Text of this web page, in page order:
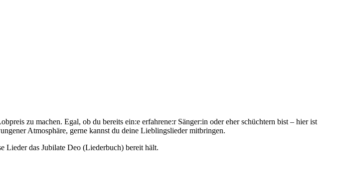
zu machen. Egal, ob du bereits ein:e erfahrene:r Sänger:in oder eher schüchtern bist – hier ist
Atmosphäre, gerne kannst du deine Lieblingslieder mitbringen.
Lieder das Jubilate Deo (Liederbuch) bereit hält.